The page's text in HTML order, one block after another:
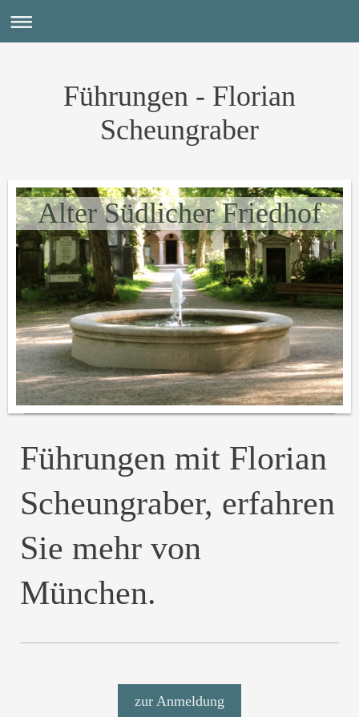
Führungen - Florian
Scheungraber
Alter Südlicher Friedhof
Führungen mit Florian
Scheungraber, erfahren
Sie mehr von
München.
zur Anmeldung